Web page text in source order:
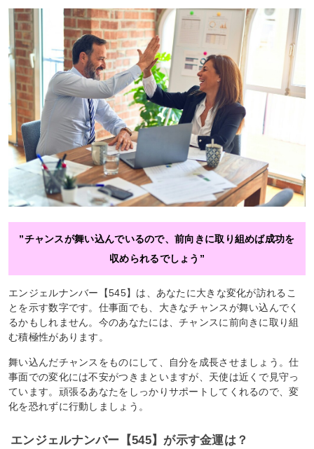
”チャンスが舞い込んでいるので、前向きに取り組めば成功を
収められるでしょう”
エンジェルナンバー【545】は、あなたに大きな変化が訪れるこ
とを示す数字です。仕事面でも、大きなチャンスが舞い込んでく
るかもしれません。今のあなたには、チャンスに前向きに取り組
む積極性があります。
舞い込んだチャンスをものにして、自分を成長させましょう。仕
事面での変化には不安がつきまといますが、天使は近くで見守っ
ています。頑張るあなたをしっかりサポートしてくれるので、変
化を恐れずに行動しましょう。
エンジェルナンバー【545】が示す金運は？